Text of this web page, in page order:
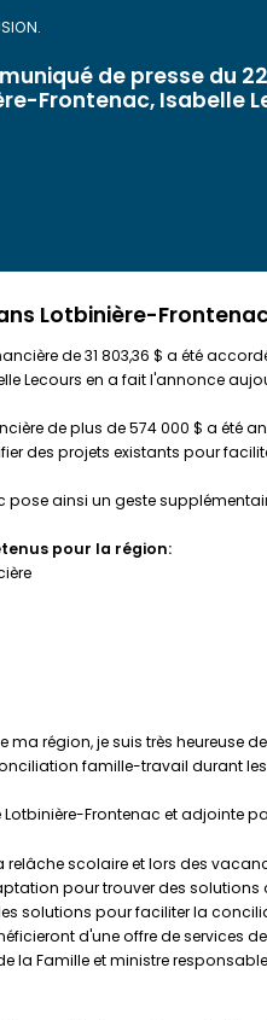
de presse du
Frontenac, Isabelle
Lotbinière-
de 31 803,36 $ a été
Lecours en a fait l'annonce
de plus de 574 000 $ a été
des projets existants pour
pose ainsi un geste
pour la région:
ma région, je suis très heureuse
famille-travail durant
Lotbinière-Frontenac et adjointe
relâche scolaire et lors des
pour trouver des solutions
solutions pour faciliter la
d'une offre de services
la Famille et ministre